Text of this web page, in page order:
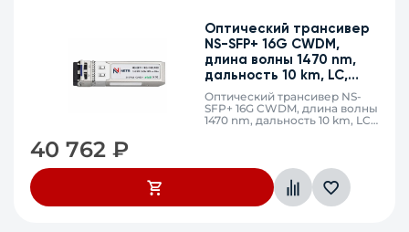
Оптический трансивер
NS-SFP+ 16G CWDM,
длина волны 1470 nm,
дальность 10 km, LC,
DDM
Оптический трансивер NS-
SFP+ 16G CWDM, длина волны
1470 nm, дальность 10 km, LC,
40 762₽